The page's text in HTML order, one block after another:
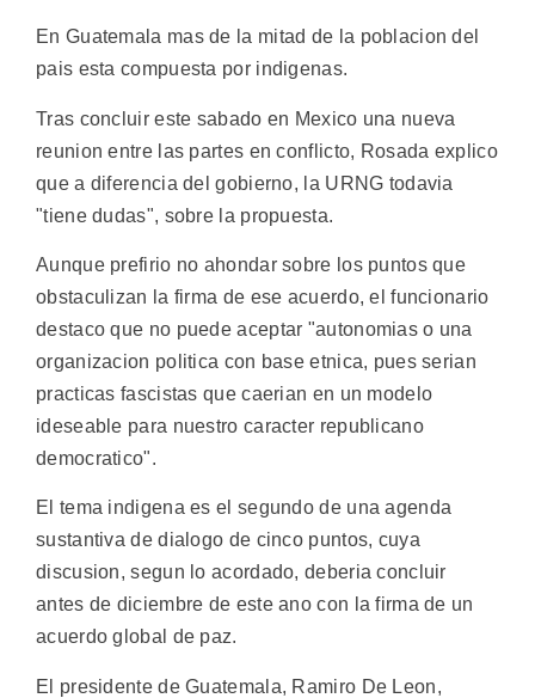
En Guatemala mas de la mitad de la poblacion del
pais esta compuesta por indigenas.
Tras concluir este sabado en Mexico una nueva
reunion entre las partes en conflicto, Rosada explico
que a diferencia del gobierno, la URNG todavia
"tiene dudas", sobre la propuesta.
Aunque prefirio no ahondar sobre los puntos que
obstaculizan la firma de ese acuerdo, el funcionario
destaco que no puede aceptar "autonomias o una
organizacion politica con base etnica, pues serian
practicas fascistas que caerian en un modelo
ideseable para nuestro caracter republicano
democratico".
El tema indigena es el segundo de una agenda
sustantiva de dialogo de cinco puntos, cuya
discusion, segun lo acordado, deberia concluir
antes de diciembre de este ano con la firma de un
acuerdo global de paz.
El presidente de Guatemala, Ramiro De Leon,